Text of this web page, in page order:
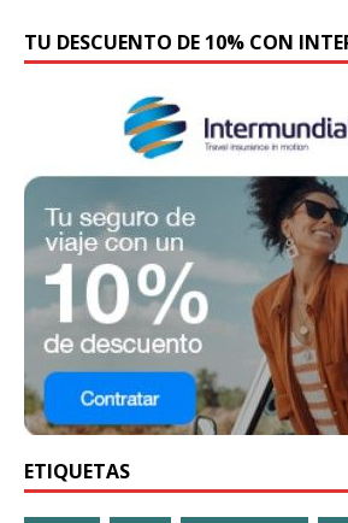
TU DESCUENTO DE 10% CON
ETIQUETAS